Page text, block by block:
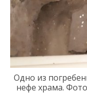
Одно из
нефе храма.